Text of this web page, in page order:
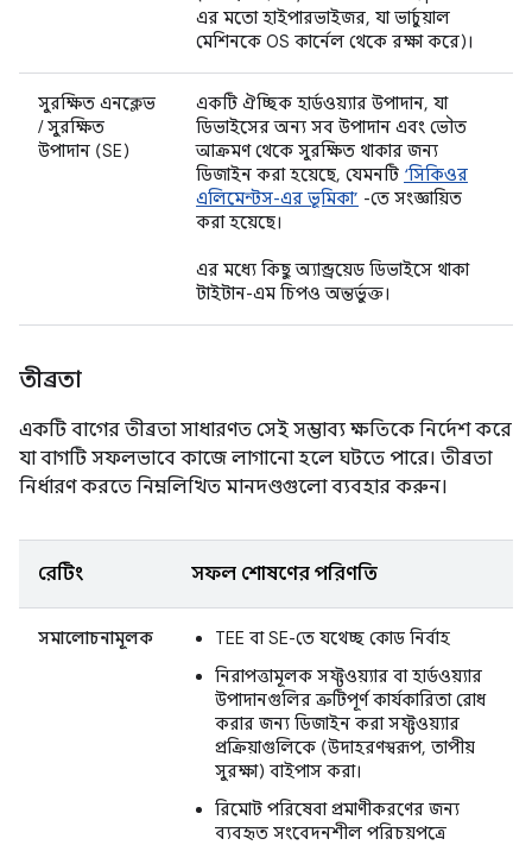
এর মতো হাইপারভাইজর, যা ভার্চুয়াল
মেশিনকে OS কার্নেল থেকে রক্ষা করে)।
সুরক্ষিত এনক্লেভ
/ সুরক্ষিত
উপাদান (SE)
একটি ঐচ্ছিক হার্ডওয়্যার উপাদান, যা
ডিভাইসের অন্য সব উপাদান এবং ভৌত
আক্রমণ থেকে সুরক্ষিত থাকার জন্য
ডিজাইন করা হয়েছে, যেমনটি ‘সিকিওর
এলিমেন্টস-এর ভূমিকা’ -তে সংজ্ঞায়িত
করা হয়েছে।
এর মধ্যে কিছু অ্যান্ড্রয়েড ডিভাইসে থাকা
টাইটান-এম চিপও অন্তর্ভুক্ত।
তীব্রতা
একটি বাগের তীব্রতা সাধারণত সেই সম্ভাব্য ক্ষতিকে নির্দেশ করে
যা বাগটি সফলভাবে কাজে লাগানো হলে ঘটতে পারে। তীব্রতা
নির্ধারণ করতে নিম্নলিখিত মানদণ্ডগুলো ব্যবহার করুন।
রেটিং সফল শোষণের পরিণতি
সমালোচনামূলক
TEE বা SE-তে যথেচ্ছ কোড নির্বাহ
নিরাপত্তামূলক সফ্টওয়্যার বা হার্ডওয়্যার
উপাদানগুলির ত্রুটিপূর্ণ কার্যকারিতা রোধ
করার জন্য ডিজাইন করা সফ্টওয়্যার
প্রক্রিয়াগুলিকে (উদাহরণস্বরূপ, তাপীয়
সুরক্ষা) বাইপাস করা।
রিমোট পরিষেবা প্রমাণীকরণের জন্য
ব্যবহৃত সংবেদনশীল পরিচয়পত্রে